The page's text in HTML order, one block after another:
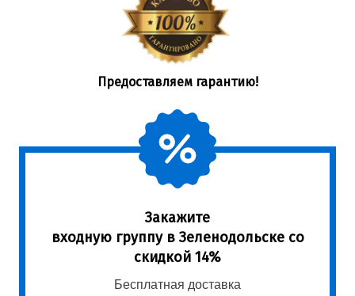
Предоставляем гарантию!
Закажите
входную группу в Зеленодольске со
скидкой 14%
Бесплатная доставка